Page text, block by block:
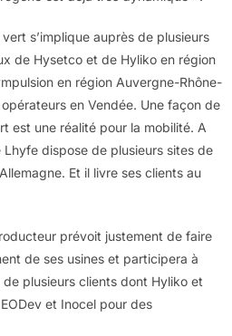
s’implique auprès de plusieurs
de Hysetco et de Hyliko en région
en région Auvergne-Rhône-
en Vendée. Une façon de
est une réalité pour la mobilité. A
dispose de plusieurs sites de
Et il livre ses clients au
prévoit justement de faire
de ses usines et participera à
plusieurs clients dont Hyliko et
et Inocel pour des